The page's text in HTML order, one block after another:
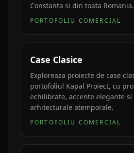
Constanta si din toata Romania.
PORTOFOLIU COMERCIAL
Case Clasice
Exploreaza proiecte de case
portofoliul Kapal Proiect, cu
echilibrate, accente elegante
arhitecturale atemporale.
PORTOFOLIU COMERCIAL